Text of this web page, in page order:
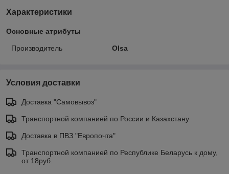
Характеристики
Основные атрибуты
Производитель Olsa
Условия доставки
Доставка "Самовывоз"
Транспортной компанией по России и Казахстану
Доставка в ПВЗ "Европочта"
Транспортной компанией по Республике Беларусь к дому,
от 18руб.